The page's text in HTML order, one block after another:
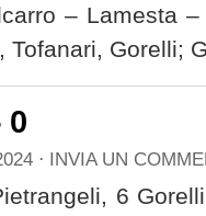
– Lamesta
Tofanari, Gorelli;
0
⋅ INVIA UN
6